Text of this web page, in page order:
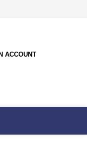
ACCOUNT